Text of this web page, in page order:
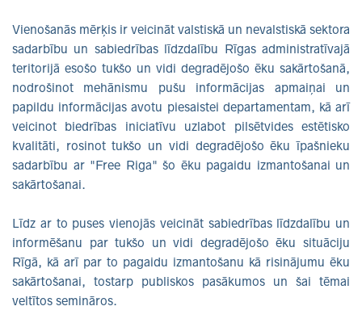
Vienošanās mērķis ir veicināt valstiskā un nevalstiskā sektora
sadarbību un sabiedrības līdzdalību Rīgas administratīvajā
teritorijā esošo tukšo un vidi degradējošo ēku sakārtošanā,
nodrošinot mehānismu pušu informācijas apmaiņai un
papildu informācijas avotu piesaistei departamentam, kā arī
veicinot biedrības iniciatīvu uzlabot pilsētvides estētisko
kvalitāti, rosinot tukšo un vidi degradējošo ēku īpašnieku
sadarbību ar "Free Riga" šo ēku pagaidu izmantošanai un
sakārtošanai.
Līdz ar to puses vienojās veicināt sabiedrības līdzdalību un
informēšanu par tukšo un vidi degradējošo ēku situāciju
Rīgā, kā arī par to pagaidu izmantošanu kā risinājumu ēku
sakārtošanai, tostarp publiskos pasākumos un šai tēmai
veltītos semināros.